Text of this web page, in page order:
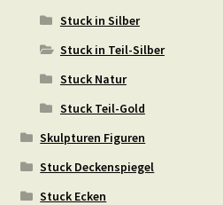
Stuck in Silber
Stuck in Teil-Silber
Stuck Natur
Stuck Teil-Gold
Skulpturen Figuren
Stuck Deckenspiegel
Stuck Ecken